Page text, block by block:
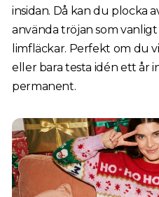
insidan. Då kan du plocka
använda tröjan som
limfläckar. Perfekt om du
eller bara testa idén ett år
permanent.